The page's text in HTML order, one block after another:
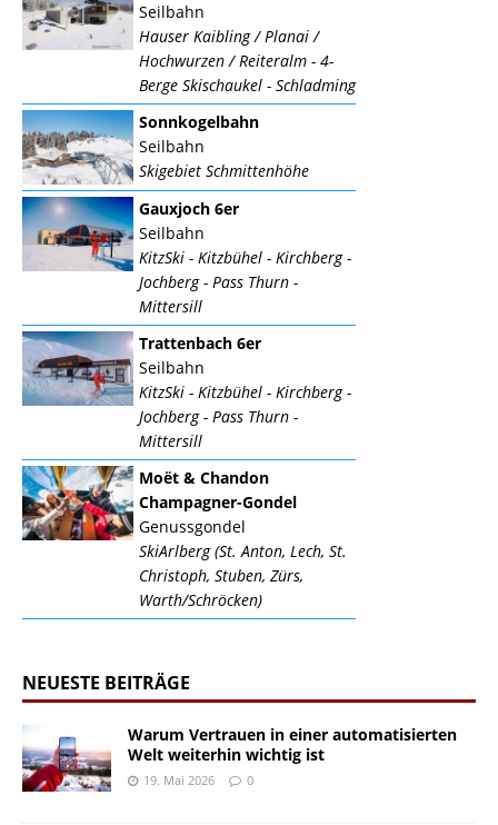
Seilbahn
Hauser Kaibling / Planai /
Hochwurzen / Reiteralm - 4-
Berge Skischaukel - Schladming
Sonnkogelbahn
Seilbahn
Skigebiet Schmittenhöhe
Gauxjoch 6er
Seilbahn
KitzSki - Kitzbühel - Kirchberg -
Jochberg - Pass Thurn -
Mittersill
Trattenbach 6er
Seilbahn
KitzSki - Kitzbühel - Kirchberg -
Jochberg - Pass Thurn -
Mittersill
Moët & Chandon
Champagner-Gondel
Genussgondel
SkiArlberg (St. Anton, Lech, St.
Christoph, Stuben, Zürs,
Warth/Schröcken)
NEUESTE BEITRÄGE
Warum Vertrauen in einer automatisierten
Welt weiterhin wichtig ist
19. Mai 2026 0